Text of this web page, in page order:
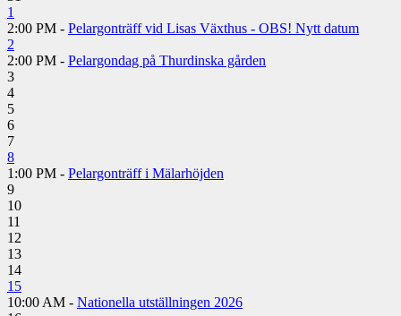
1
2:00 PM - Pelargonträff vid Lisas Växthus - OBS! Nytt datum
2
2:00 PM - Pelargondag på Thurdinska gården
3
4
5
6
7
8
1:00 PM - Pelargonträff i Mälarhöjden
9
10
11
12
13
14
15
10:00 AM - Nationella utställningen 2026